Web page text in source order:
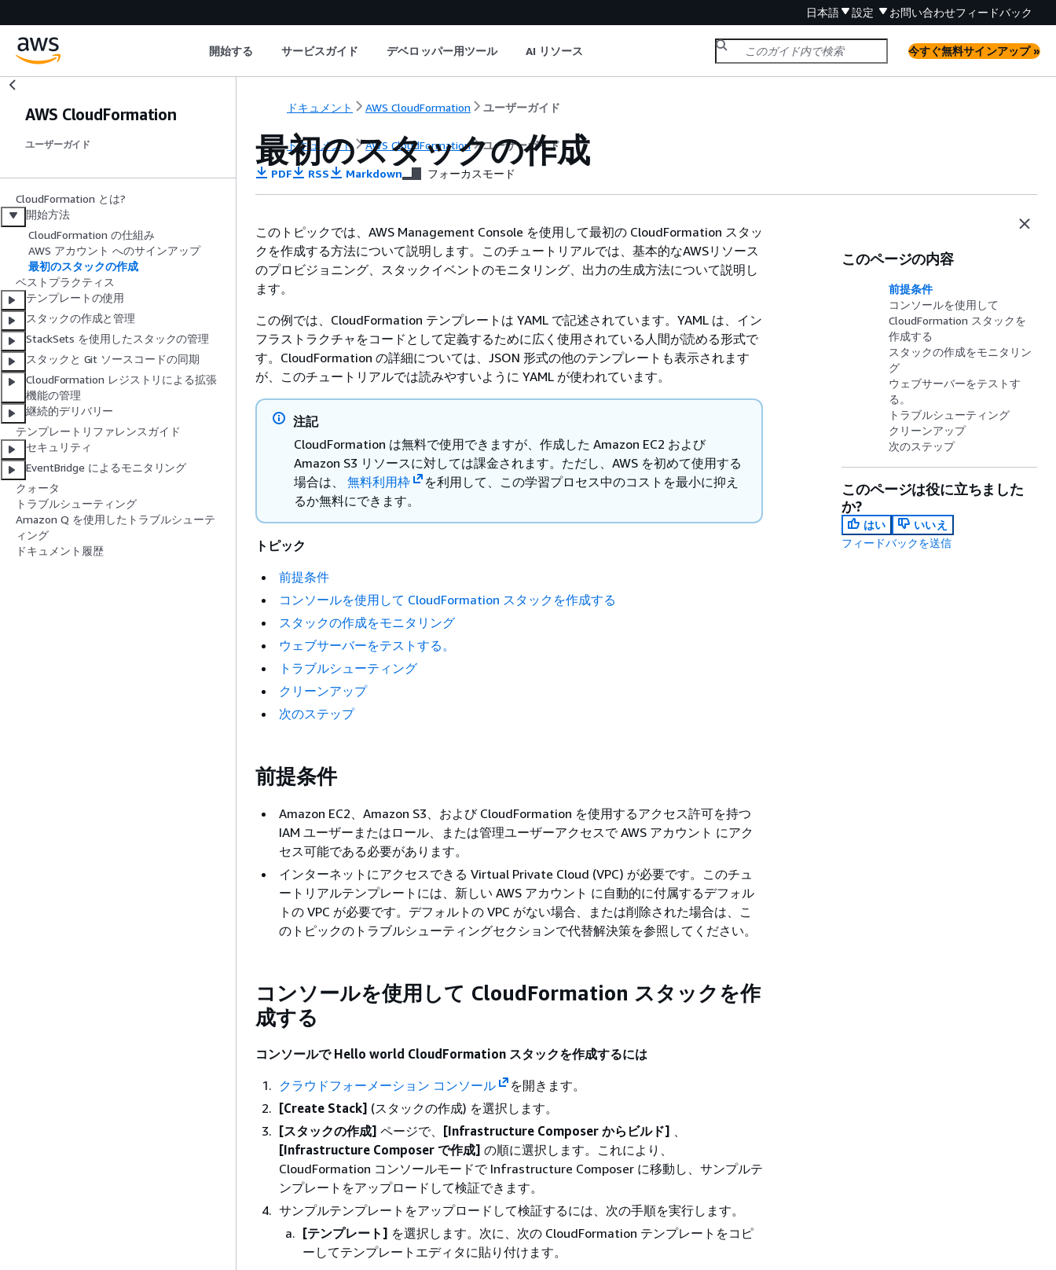
日本語 設定 お問い合わせフィードバック
開始する サービスガイド デベロッパー用ツール AI リソース 今すぐ無料サインアップ »
AWS CloudFormation
ユーザーガイド
CloudFormation とは?
開始方法
CloudFormation の仕組み
AWS アカウント へのサインアップ
最初のスタックの作成
ベストプラクティス
テンプレートの使用
スタックの作成と管理
StackSets を使用したスタックの管理
スタックと Git ソースコードの同期
CloudFormation レジストリによる拡張
機能の管理
継続的デリバリー
テンプレートリファレンスガイド
セキュリティ
EventBridge によるモニタリング
クォータ
トラブルシューティング
Amazon Q を使用したトラブルシューテ
ィング
ドキュメント履歴
ドキュメント AWS CloudFormation ユーザーガイド
ドキュメント AWS CloudFormation ユーザーガイド
最初のスタックの作成
PDF RSS Markdown フォーカスモード
このトピックでは、AWS Management Console を使用して最初の CloudFormation スタッ
クを作成する方法について説明します。このチュートリアルでは、基本的なAWSリソース
のプロビジョニング、スタックイベントのモニタリング、出力の生成方法について説明し
ます。
この例では、CloudFormation テンプレートは YAML で記述されています。YAML は、イン
フラストラクチャをコードとして定義するために広く使用されている人間が読める形式で
す。CloudFormation の詳細については、JSON 形式の他のテンプレートも表示されます
が、このチュートリアルでは読みやすいように YAML が使われています。
注記
CloudFormation は無料で使用できますが、作成した Amazon EC2 および
Amazon S3 リソースに対しては課金されます。ただし、AWS を初めて使用する
場合は、 無料利用枠
を利用して、この学習プロセス中のコストを最小に抑え
るか無料にできます。
トピック
前提条件
コンソールを使用して CloudFormation スタックを作成する
スタックの作成をモニタリング
ウェブサーバーをテストする。
トラブルシューティング
クリーンアップ
次のステップ
前提条件
Amazon EC2、Amazon S3、および CloudFormation を使用するアクセス許可を持つ
IAM ユーザーまたはロール、または管理ユーザーアクセスで AWS アカウント にアク
セス可能である必要があります。
インターネットにアクセスできる Virtual Private Cloud (VPC) が必要です。このチュ
ートリアルテンプレートには、新しい AWS アカウント に自動的に付属するデフォル
トの VPC が必要です。デフォルトの VPC がない場合、または削除された場合は、こ
のトピックのトラブルシューティングセクションで代替解決策を参照してください。
コンソールを使用して CloudFormation スタックを作
成する
コンソールで Hello world CloudFormation スタックを作成するには
クラウドフォーメーション コンソール
を開きます。
[Create Stack] (スタックの作成) を選択します。
[スタックの作成] ページで、 [Infrastructure Composer からビルド] 、
[Infrastructure Composer で作成] の順に選択します。これにより、
CloudFormation コンソールモードで Infrastructure Composer に移動し、サンプルテ
ンプレートをアップロードして検証できます。
サンプルテンプレートをアップロードして検証するには、次の手順を実行します。
[テンプレート] を選択します。次に、次の CloudFormation テンプレートをコピ
ーしてテンプレートエディタに貼り付けます。
このページの内容
前提条件
コンソールを使用して
CloudFormation スタックを
作成する
スタックの作成をモニタリン
グ
ウェブサーバーをテストす
る。
トラブルシューティング
クリーンアップ
次のステップ
このページは役に立ちました
か?
はい
いいえ
フィードバックを送信